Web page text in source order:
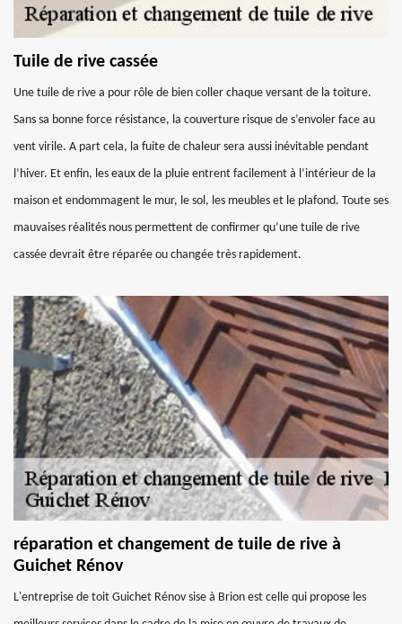
Tuile de rive cassée
Une tuile de rive a pour rôle de bien coller chaque versant de la toiture.
Sans sa bonne force résistance, la couverture risque de s’envoler face au
vent virile. A part cela, la fuite de chaleur sera aussi inévitable pendant
l’hiver. Et enfin, les eaux de la pluie entrent facilement à l’intérieur de la
maison et endommagent le mur, le sol, les meubles et le plafond. Toute ses
mauvaises réalités nous permettent de confirmer qu’une tuile de rive
cassée devrait être réparée ou changée très rapidement.
réparation et changement de tuile de rive à
Guichet Rénov
L'entreprise de toit Guichet Rénov sise à Brion est celle qui propose les